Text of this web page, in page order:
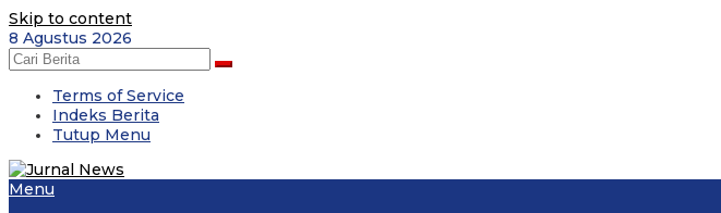
Skip to content
8 Agustus 2026
Terms of Service
Indeks Berita
Tutup Menu
Menu